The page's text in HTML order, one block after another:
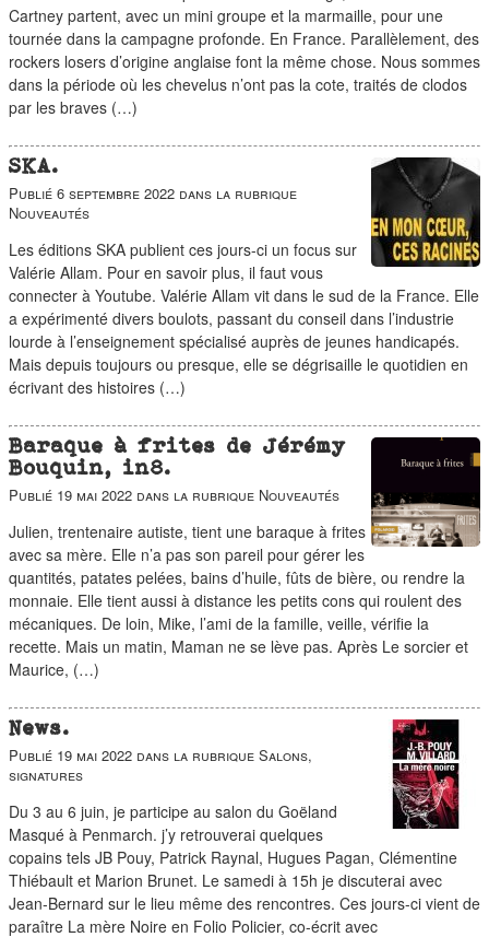
Cartney partent, avec un mini groupe et la marmaille, pour une
tournée dans la campagne profonde. En France. Parallèlement, des
rockers losers d’origine anglaise font la même chose. Nous sommes
dans la période où les chevelus n’ont pas la cote, traités de clodos
par les braves (…)
SKA.
Publié 6 septembre 2022 dans la rubrique
Nouveautés
Les éditions SKA publient ces jours-ci un focus sur
Valérie Allam. Pour en savoir plus, il faut vous
connecter à Youtube. Valérie Allam vit dans le sud de la France. Elle
a expérimenté divers boulots, passant du conseil dans l’industrie
lourde à l’enseignement spécialisé auprès de jeunes handicapés.
Mais depuis toujours ou presque, elle se dégrisaille le quotidien en
écrivant des histoires (…)
Baraque à frites de Jérémy
Bouquin, in8.
Publié 19 mai 2022 dans la rubrique Nouveautés
Julien, trentenaire autiste, tient une baraque à frites
avec sa mère. Elle n’a pas son pareil pour gérer les
quantités, patates pelées, bains d’huile, fûts de bière, ou rendre la
monnaie. Elle tient aussi à distance les petits cons qui roulent des
mécaniques. De loin, Mike, l’ami de la famille, veille, vérifie la
recette. Mais un matin, Maman ne se lève pas. Après Le sorcier et
Maurice, (…)
News.
Publié 19 mai 2022 dans la rubrique Salons,
signatures
Du 3 au 6 juin, je participe au salon du Goëland
Masqué à Penmarch. j’y retrouverai quelques
copains tels JB Pouy, Patrick Raynal, Hugues Pagan, Clémentine
Thiébault et Marion Brunet. Le samedi à 15h je discuterai avec
Jean-Bernard sur le lieu même des rencontres. Ces jours-ci vient de
paraître La mère Noire en Folio Policier, co-écrit avec